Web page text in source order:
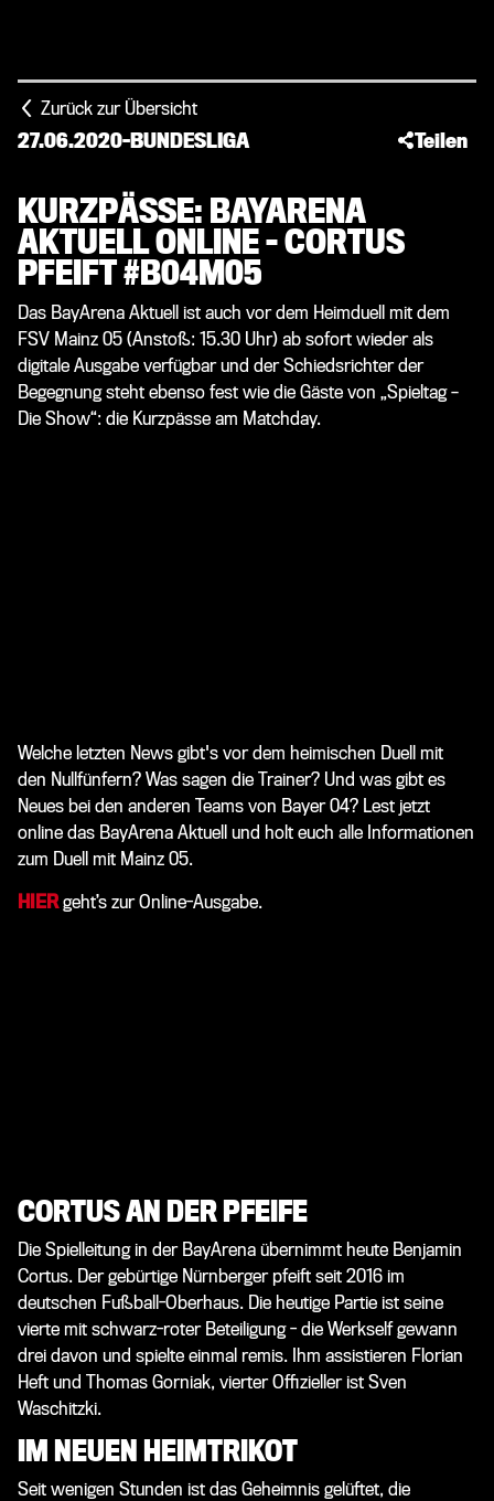
Zurück zur Übersicht
27.06.2020-BUNDESLIGA Teilen
KURZPÄSSE: BAYARENA
AKTUELL ONLINE – CORTUS
PFEIFT #B04M05
Das BayArena Aktuell ist auch vor dem Heimduell mit dem
FSV Mainz 05 (Anstoß: 15.30 Uhr) ab sofort wieder als
digitale Ausgabe verfügbar und der Schiedsrichter der
Begegnung steht ebenso fest wie die Gäste von „Spieltag –
Die Show“: die Kurzpässe am Matchday.
Welche letzten News gibt's vor dem heimischen Duell mit
den Nullfünfern? Was sagen die Trainer? Und was gibt es
Neues bei den anderen Teams von Bayer 04? Lest jetzt
online das BayArena Aktuell und holt euch alle Informationen
zum Duell mit Mainz 05.
HIERgeht’s zur Online-Ausgabe.
CORTUS AN DER PFEIFE
Die Spielleitung in der BayArena übernimmt heute Benjamin
Cortus. Der gebürtige Nürnberger pfeift seit 2016 im
deutschen Fußball-Oberhaus. Die heutige Partie ist seine
vierte mit schwarz-roter Beteiligung - die Werkself gewann
drei davon und spielte einmal remis. Ihm assistieren Florian
Heft und Thomas Gorniak, vierter Offizieller ist Sven
Waschitzki.
IM NEUEN HEIMTRIKOT
Seit wenigen Stunden ist das Geheimnis gelüftet, die